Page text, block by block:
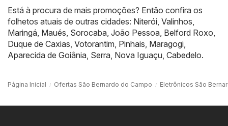
Está à procura de mais promoções? Então confira os
folhetos atuais de outras cidades: Niterói, Valinhos,
Maringá, Maués, Sorocaba, João Pessoa, Belford Roxo,
Duque de Caxias, Votorantim, Pinhais, Maragogi,
Aparecida de Goiânia, Serra, Nova Iguaçu, Cabedelo.
Página Inicial Ofertas São Bernardo do Campo Eletrônicos São